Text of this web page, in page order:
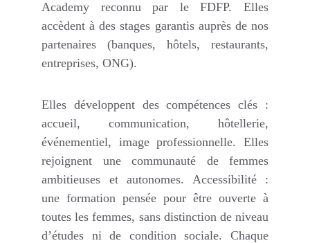
Academy reconnu par le FDFP. Elles
accèdent à des stages garantis auprès de nos
partenaires (banques, hôtels, restaurants,
entreprises, ONG).
Elles développent des compétences clés :
accueil, communication, hôtellerie,
événementiel, image professionnelle. Elles
rejoignent une communauté de femmes
ambitieuses et autonomes. Accessibilité :
une formation pensée pour être ouverte à
toutes les femmes, sans distinction de niveau
d’études ni de condition sociale. Chaque